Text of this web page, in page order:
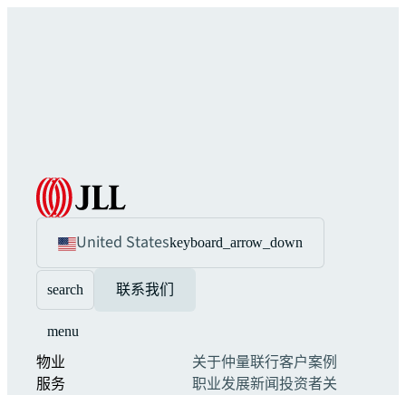
United Stateskeyboard_arrow_down
search 联系我们
menu
物业
服务
关于仲量联行客户案例
职业发展新闻投资者关